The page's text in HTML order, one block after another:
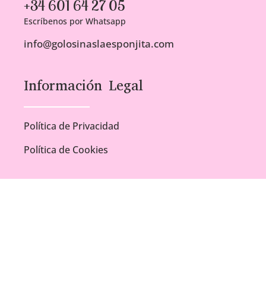
+34 601 64 27 05
Escríbenos por Whatsapp
info@golosinaslaesponjita.com
Información Legal
Política de Privacidad
Política de Cookies